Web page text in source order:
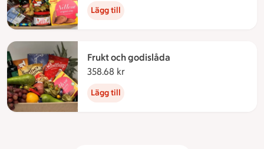
Lägg till
Frukt och godislåda
358.68 kr
Lägg till